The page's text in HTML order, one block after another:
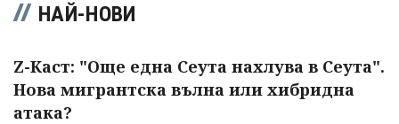
НАЙ-НОВИ
Z-Каст: "Още една Сеута нахлува в Сеута".
Нова мигрантска вълна или хибридна
атака?